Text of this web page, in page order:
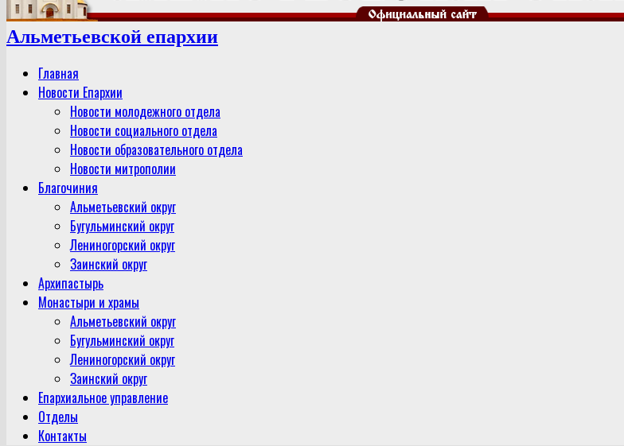
Альметьевской епархии
Главная
Новости Епархии
Новости молодежного отдела
Новости социального отдела
Новости образовательного отдела
Новости митрополии
Благочиния
Альметьевский округ
Бугульминский округ
Лениногорский округ
Заинский округ
Архипастырь
Монастыри и храмы
Альметьевский округ
Бугульминский округ
Лениногорский округ
Заинский округ
Епархиальное управление
Отделы
Контакты